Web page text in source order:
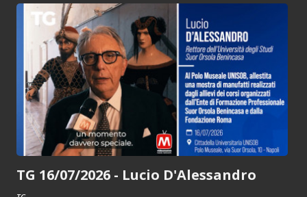
TG 16/07/2026 - Lucio D'Alessandro